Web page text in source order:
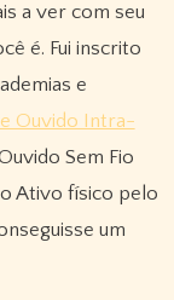
a ver com seu
é. Fui inscrito
e
Ouvido Intra-
Sem Fio
Ativo físico pelo
um